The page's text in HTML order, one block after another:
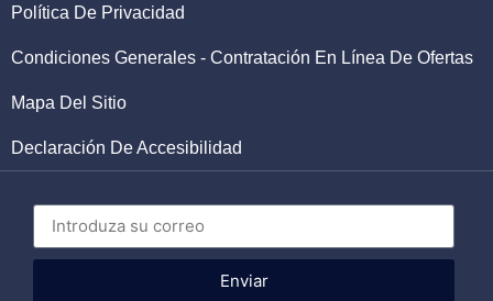
Política De Privacidad
Condiciones Generales - Contratación En Línea De Ofertas
Mapa Del Sitio
Declaración De Accesibilidad
Enviar